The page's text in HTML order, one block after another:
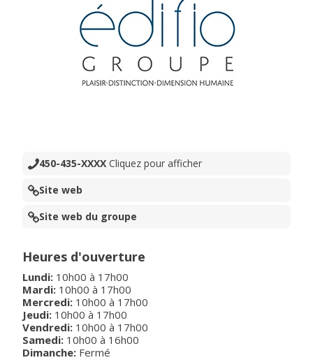
450-435-XXXX Cliquez pour afficher
Site web
Site web du groupe
Heures d'ouverture
Lundi: 10h00 à 17h00
Mardi: 10h00 à 17h00
Mercredi: 10h00 à 17h00
Jeudi: 10h00 à 17h00
Vendredi: 10h00 à 17h00
Samedi: 10h00 à 16h00
Dimanche: Fermé